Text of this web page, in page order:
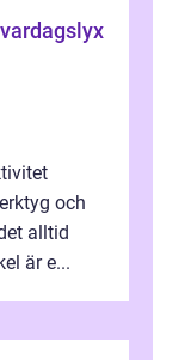
och
alltid
är e...